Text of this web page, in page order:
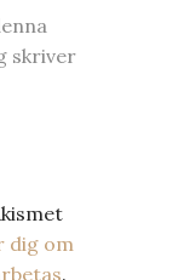
skriver
dig om
.